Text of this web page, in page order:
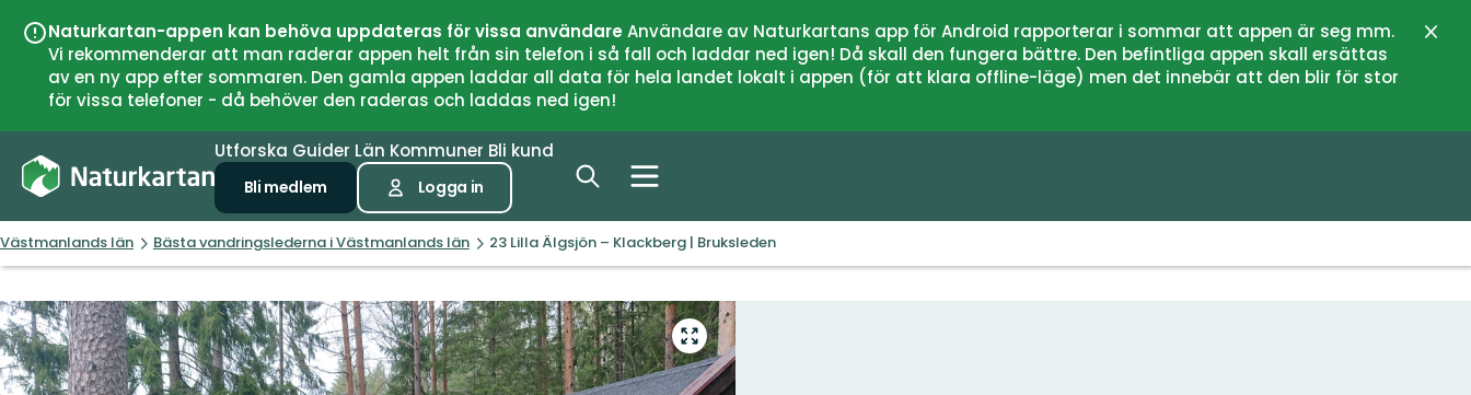
Naturkartan-appen kan behöva uppdateras för vissa användareAnvändare av Naturkartans app för Android rapporterar i sommar att appen är seg mm.
Vi rekommenderar att man raderar appen helt från sin telefon i så fall och laddar ned igen! Då skall den fungera bättre. Den befintliga appen skall ersättas
av en ny app efter sommaren. Den gamla appen laddar all data för hela landet lokalt i appen (för att klara offline-läge) men det innebär att den blir för stor
för vissa telefoner - då behöver den raderas och laddas ned igen!
Utforska Guider Län Kommuner Bli kund
Bli medlem Logga in
Västmanlands län Bästa vandringslederna i Västmanlands län 23 Lilla Älgsjön – Klackberg | Bruksleden
Gå
till
helskärmsläge